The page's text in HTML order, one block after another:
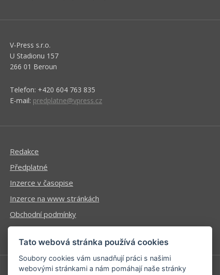
V-Press s.r.o.
U Stadionu 157
266 01 Beroun
Telefon: +420 604 763 835
E-mail: predplatne@vpress.cz
Redakce
Předplatné
Inzerce v časopise
Inzerce na www stránkách
Obchodní podmínky
Ochrana osobních údajů
Tato webová stránka používá cookies
Soubory cookies vám usnadňují práci s našimi
webovými stránkami a nám pomáhají naše stránky